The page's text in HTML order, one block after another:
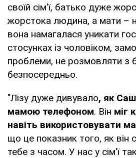
своїй сім'ї, батько дуже
жорстока людина, а мати –
вона намагалася уникати
стосунках із чоловіком,
проблеми, не розмовляти з
безпосередньо.
"Лізу дуже дивувало, як
мамою телефоном. Він міг
навіть використовувати
що це показник того, як він
тебе з часом. У нас у сім'ї